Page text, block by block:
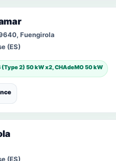
Fuengirola
(ES)
(Type 2) 50 kW x2, CHAdeMO 50 kW
(ES)